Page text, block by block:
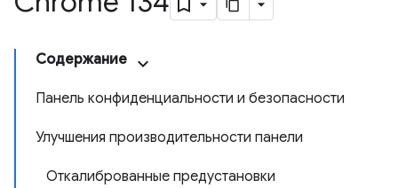
Содержание
Панель конфиденциальности и безопасности
Улучшения производительности панели
Откалиброванные предустановки